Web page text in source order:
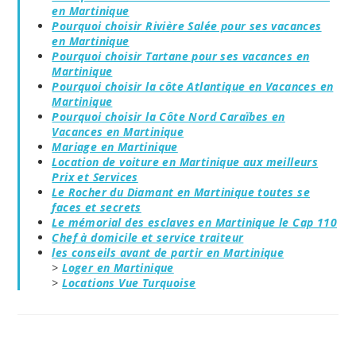
en Martinique
Pourquoi choisir Rivière Salée pour ses vacances
en Martinique
Pourquoi choisir Tartane pour ses vacances en
Martinique
Pourquoi choisir la côte Atlantique en Vacances en
Martinique
Pourquoi choisir la Côte Nord Caraïbes en
Vacances en Martinique
Mariage en Martinique
Location de voiture en Martinique aux meilleurs
Prix et Services
Le Rocher du Diamant en Martinique toutes se
faces et secrets
Le mémorial des esclaves en Martinique le Cap 110
Chef à domicile et service traiteur
les conseils avant de partir en Martinique
>Loger en Martinique
>Locations Vue Turquoise